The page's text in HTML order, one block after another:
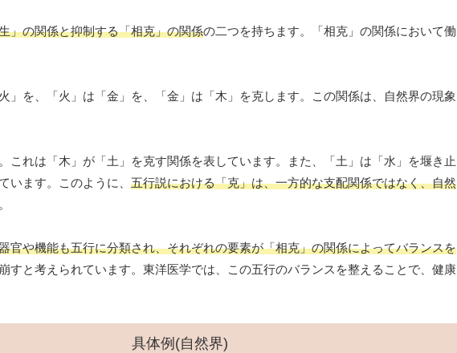
」の関係と抑制する「相克」の関係の二つを持ちます。「相克」の関係において働
を、「火」は「金」を、「金」は「木」を克します。この関係は、自然界の現象
れは「木」が「土」を克す関係を表しています。また、「土」は「水」を堰き止
います。このように、 五行説における「克」は、一方的な支配関係ではなく、自然
官や機能も五行に分類され、それぞれの要素が「相克」の関係によってバランスを
すと考えられています。東洋医学では、この五行のバランスを整えることで、健康
具体例(自然界)